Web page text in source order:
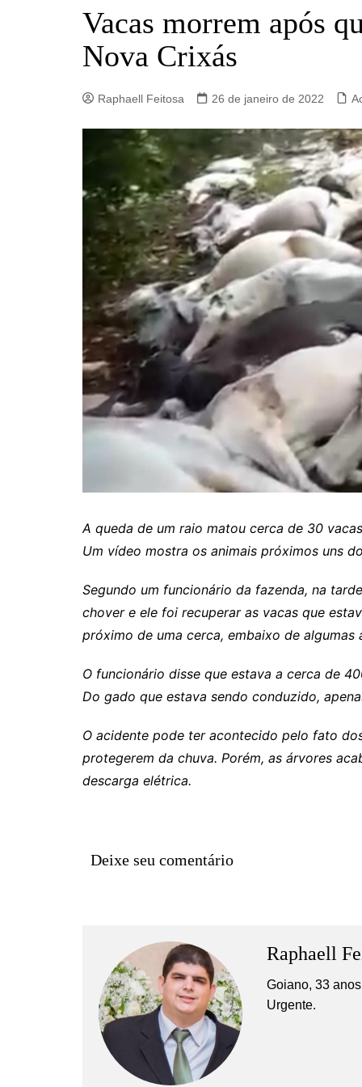
Campinorte
Campos Verdes
Ceres
Crixás
Estrela do Norte
Goianésia
Goiânia
Guarinos
Hidrolina
Ipiranga de Goiás
Itaberaí
Itaguaru
Itapuranga
Jaraguá
Jardim Paulista
Jataí
Nova Crixás
Nova Glória
Porangatu
Rialma
Rianápolis
Rio Verde
São Luiz do Norte
Uruana
Uirapuru
Vacas morrem após
Nova Crixás
Raphaell Feitosa 26 de janeiro de 2022
A queda de um raio matou cerca de 30
Um vídeo mostra os animais próximos uns
Segundo um funcionário da fazenda, na
chover e ele foi recuperar as vacas que
próximo de uma cerca, embaixo de algumas
O funcionário disse que estava a cerca de
Do gado que estava sendo conduzido,
O acidente pode ter acontecido pelo fato
protegerem da chuva. Porém, as árvores
descarga elétrica.
Deixe seu comentário
Raphaell
Goiano, 33
Urgente.